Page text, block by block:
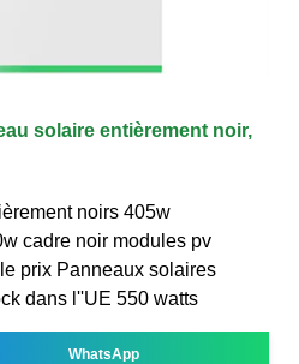
solaire entièrement noir,
noirs 405w
cadre noir modules pv
prix Panneaux solaires
dans l''UE 550 watts
WhatsApp